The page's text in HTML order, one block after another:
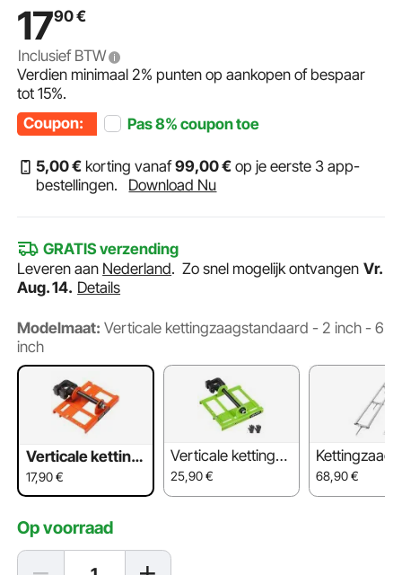
1790€
Inclusief BTW
Verdien minimaal2% punten op aankopen of bespaar
tot15%.
Coupon:
Pas8% coupon toe
5,00€ korting vanaf99,00€ op je eerste 3 app-
bestellingen.
Download Nu
GRATIS verzending
Leveren aan Nederland.Zo snel mogelijk ontvangen Vr.
Aug. 14. Details
Modelmaat: Verticale kettingzaagstandaard - 2 inch - 6
inch
Verticale ketting
zaagstandaard -
2 inch - 6 inch
17,90€
Verticale kettingza
agstandaard - 2 in
25,90€
erail - 9 ft
68,90€
Op voorraad